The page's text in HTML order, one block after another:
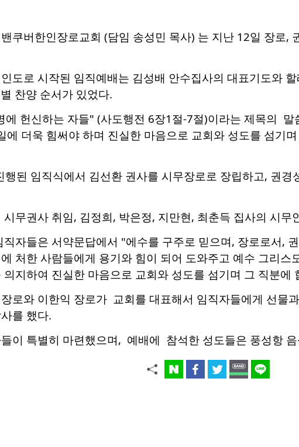
쿠버한인장로교회 (담임 송성민 목사) 는 지난 12일 장로,
도로 시작된 임직예배는 김성배 안수집사의 대표기도와
찬양 순서가 있었다.
에 헌신하는 자들" (사도행전 6장1절-7절)이라는 제목의 말
에 더욱 힘써야 하며 진실한 마음으로 교회와 성도를 섬기
행된 임직식에서 김선환 권사를 시무장로로 장립하고, 권
시무권사 취임, 김정희, 박은정, 지만현, 최춘득 집사의 시
자들은 서약문답에서 "에수를 구주로 믿으며, 장로로서,
처한 사람들에게 용기와 힘이 되어 도와주고 예수 그리
지하여 진실한 마음으로 교회와 성도를 섬기며 그 직분에
로와 이한익 장로가 교회를 대표해서 임직자들에게 선물
를 했다.
이 특별히 마련했으며, 예배에 참석한 성도들은 풍성항